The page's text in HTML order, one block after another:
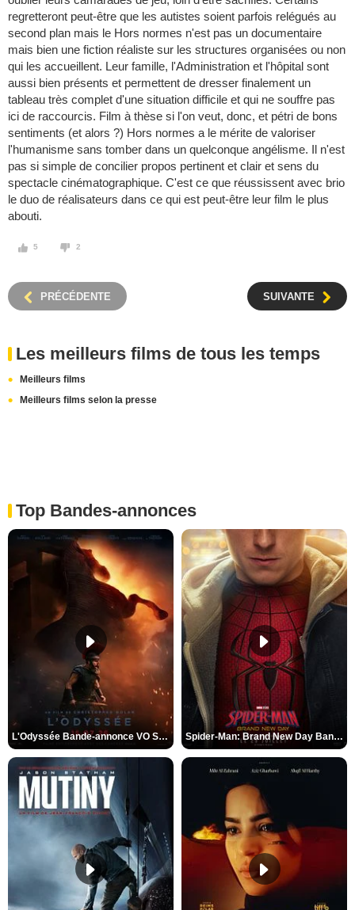
regretteront peut-être que les autistes soient parfois relégués au
second plan mais le Hors normes n'est pas un documentaire
mais bien une fiction réaliste sur les structures organisées ou non
qui les accueillent. Leur famille, l'Administration et l'hôpital sont
aussi bien présents et permettent de dresser finalement un
tableau très complet d'une situation difficile et qui ne souffre pas
ici de raccourcis. Film à thèse si l'on veut, donc, et pétri de bons
sentiments (et alors ?) Hors normes a le mérite de valoriser
l'humanisme sans tomber dans un quelconque angélisme. Il n'est
pas si simple de concilier propos pertinent et clair et sens du
spectacle cinématographique. C'est ce que réussissent avec brio
le duo de réalisateurs dans ce qui est peut-être leur film le plus
abouti.
5 2
PRÉCÉDENTE SUIVANTE
Les meilleurs films de tous les temps
Meilleurs films
Meilleurs films selon la presse
Top Bandes-annonces
L'Odyssée Bande-annonce VO STFR Spider-Man: Brand New Day Bande-annonce VO STFR